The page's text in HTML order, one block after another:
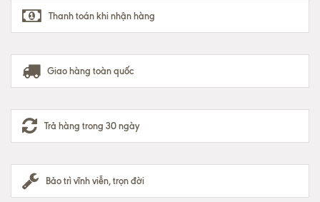
Thanh toán khi nhận hàng
Giao hàng toàn quốc
Trả hàng trong 30 ngày
Bảo trì vĩnh viễn, trọn đời